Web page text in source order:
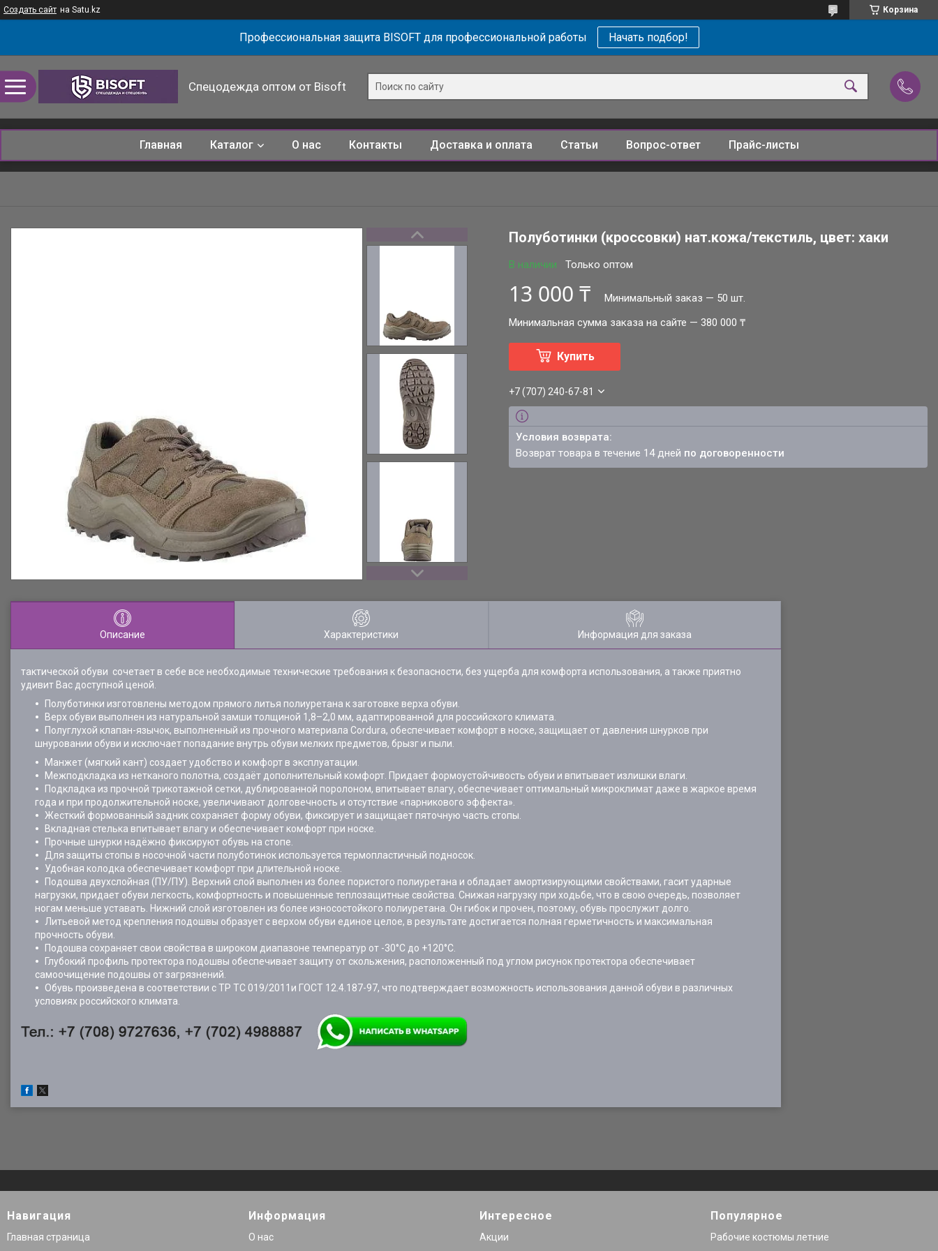
Создать сайт на Satu.kz Корзина
Профессиональная защита BISOFT для профессиональной работы Начать подбор!
Спецодежда оптом от Bisoft
Главная Каталог О нас Контакты Доставка и оплата Статьи Вопрос-ответ Прайс-листы
Полуботинки (кроссовки) нат.кожа/текстиль, цвет: хаки
В наличии Только оптом
13 000 ₸
Минимальный заказ — 50 шт.
Минимальная сумма заказа на сайте — 380 000 ₸
Купить
+7 (707) 240-67-81
возврат товара в течение 14 дней по договоренности
Описание Характеристики Информация для заказа
тактической обуви сочетает в себе все необходимые технические требования к безопасности, без ущерба для комфорта использования, а также приятно
удивит Вас доступной ценой.
Полуботинки изготовлены методом прямого литья полиуретана к заготовке верха обуви.
Верх обуви выполнен из натуральной замши толщиной 1,8–2,0 мм, адаптированной для российского климата.
Полуглухой клапан-язычок, выполненный из прочного материала Cordura, обеспечивает комфорт в носке, защищает от давления шнурков при
шнуровании обуви и исключает попадание внутрь обуви мелких предметов, брызг и пыли.
Манжет (мягкий кант) создает удобство и комфорт в эксплуатации.
Межподкладка из нетканого полотна, создаёт дополнительный комфорт. Придает формоустойчивость обуви и впитывает излишки влаги.
Подкладка из прочной трикотажной сетки, дублированной поролоном, впитывает влагу, обеспечивает оптимальный микроклимат даже в жаркое время
года и при продолжительной носке, увеличивают долговечность и отсутствие «парникового эффекта».
Жесткий формованный задник сохраняет форму обуви, фиксирует и защищает пяточную часть стопы.
Вкладная стелька впитывает влагу и обеспечивает комфорт при носке.
Прочные шнурки надёжно фиксируют обувь на стопе.
Для защиты стопы в носочной части полуботинок используется термопластичный подносок.
Удобная колодка обеспечивает комфорт при длительной носке.
Подошва двухслойная (ПУ/ПУ). Верхний слой выполнен из более пористого полиуретана и обладает амортизирующими свойствами, гасит ударные
нагрузки, придает обуви легкость, комфортность и повышенные теплозащитные свойства. Снижая нагрузку при ходьбе, что в свою очередь, позволяет
ногам меньше уставать. Нижний слой изготовлен из более износостойкого полиуретана. Он гибок и прочен, поэтому, обувь прослужит долго.
Литьевой метод крепления подошвы образует с верхом обуви единое целое, в результате достигается полная герметичность и максимальная
прочность обуви.
Подошва сохраняет свои свойства в широком диапазоне температур от -30°С до +120°С.
Глубокий профиль протектора подошвы обеспечивает защиту от скольжения, расположенный под углом рисунок протектора обеспечивает
самоочищение подошвы от загрязнений.
Обувь произведена в соответствии с ТР ТС 019/2011и ГОСТ 12.4.187-97, что подтверждает возможность использования данной обуви в различных
условиях российского климата.
Навигация
Главная страница
Информация
О нас
Интересное
Акции
Популярное
Рабочие костюмы летние